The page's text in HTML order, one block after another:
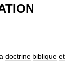
doctrine biblique et